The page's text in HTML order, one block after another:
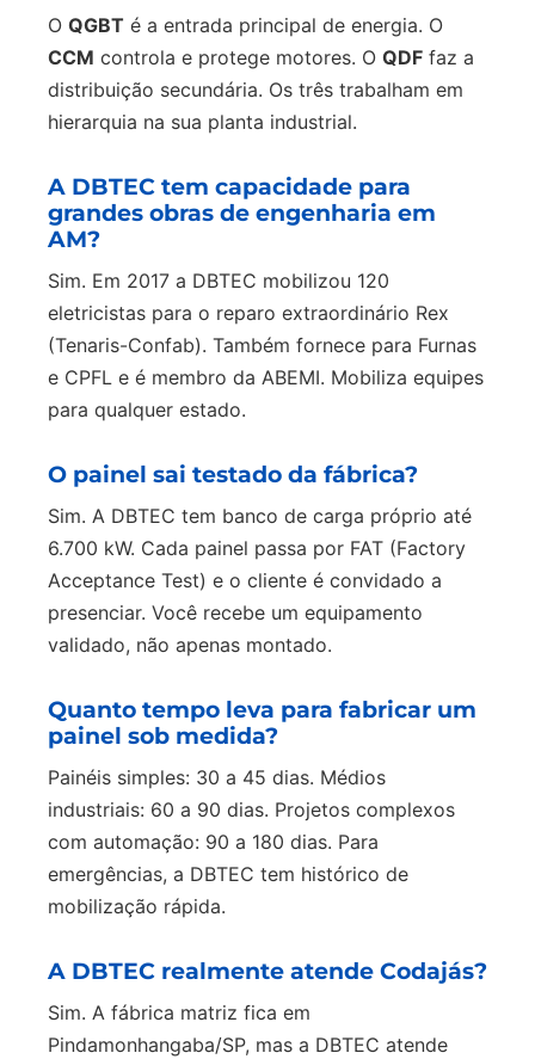
O QGBT é a entrada principal de energia. O
CCM controla e protege motores. O QDF faz a
distribuição secundária. Os três trabalham em
hierarquia na sua planta industrial.
A DBTEC tem capacidade para
grandes obras de engenharia em
AM?
Sim. Em 2017 a DBTEC mobilizou 120
eletricistas para o reparo extraordinário Rex
(Tenaris-Confab). Também fornece para Furnas
e CPFL e é membro da ABEMI. Mobiliza equipes
para qualquer estado.
O painel sai testado da fábrica?
Sim. A DBTEC tem banco de carga próprio até
6.700 kW. Cada painel passa por FAT (Factory
Acceptance Test) e o cliente é convidado a
presenciar. Você recebe um equipamento
validado, não apenas montado.
Quanto tempo leva para fabricar um
painel sob medida?
Painéis simples: 30 a 45 dias. Médios
industriais: 60 a 90 dias. Projetos complexos
com automação: 90 a 180 dias. Para
emergências, a DBTEC tem histórico de
mobilização rápida.
A DBTEC realmente atende Codajás?
Sim. A fábrica matriz fica em
Pindamonhangaba/SP, mas a DBTEC atende